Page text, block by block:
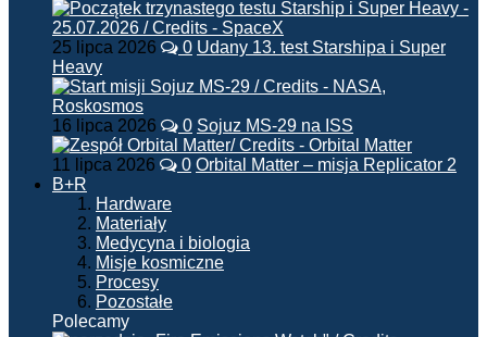
25 lipca 2026 0 Udany 13. test Starshipa i Super
Heavy
16 lipca 2026 0 Sojuz MS-29 na ISS
11 lipca 2026 0 Orbital Matter – misja Replicator 2
B+R
Hardware
Materiały
Medycyna i biologia
Misje kosmiczne
Procesy
Pozostałe
Polecamy